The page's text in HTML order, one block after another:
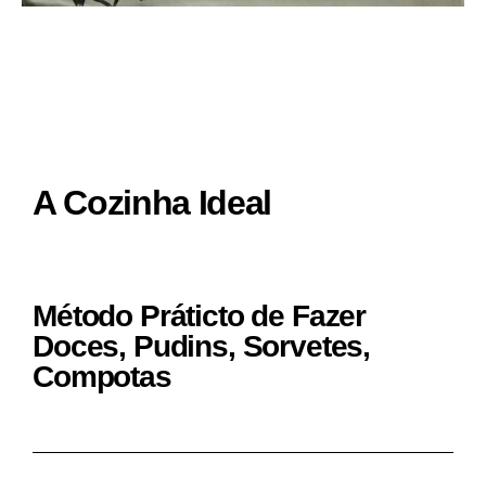
A Cozinha Ideal
Método Práticto de Fazer
Doces, Pudins, Sorvetes,
Compotas